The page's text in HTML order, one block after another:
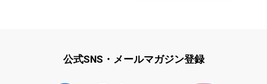
公式SNS・メールマガジン登録